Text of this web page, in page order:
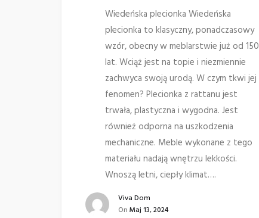
Wiedeńska plecionka Wiedeńska
plecionka to klasyczny, ponadczasowy
wzór, obecny w meblarstwie już od 150
lat. Wciąż jest na topie i niezmiennie
zachwyca swoją urodą. W czym tkwi jej
fenomen? Plecionka z rattanu jest
trwała, plastyczna i wygodna. Jest
również odporna na uszkodzenia
mechaniczne. Meble wykonane z tego
materiału nadają wnętrzu lekkości.
Wnoszą letni, ciepły klimat….
Viva Dom
On Maj 13, 2024